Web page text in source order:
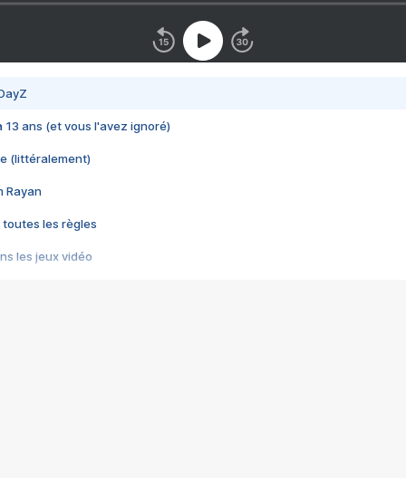
13 ans (et vous l'avez ignoré)
(littéralement)
Rayan
toutes les règles
les jeux vidéo